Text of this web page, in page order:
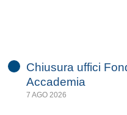
Chiusura uffici
Accademia
7 AGO 2026